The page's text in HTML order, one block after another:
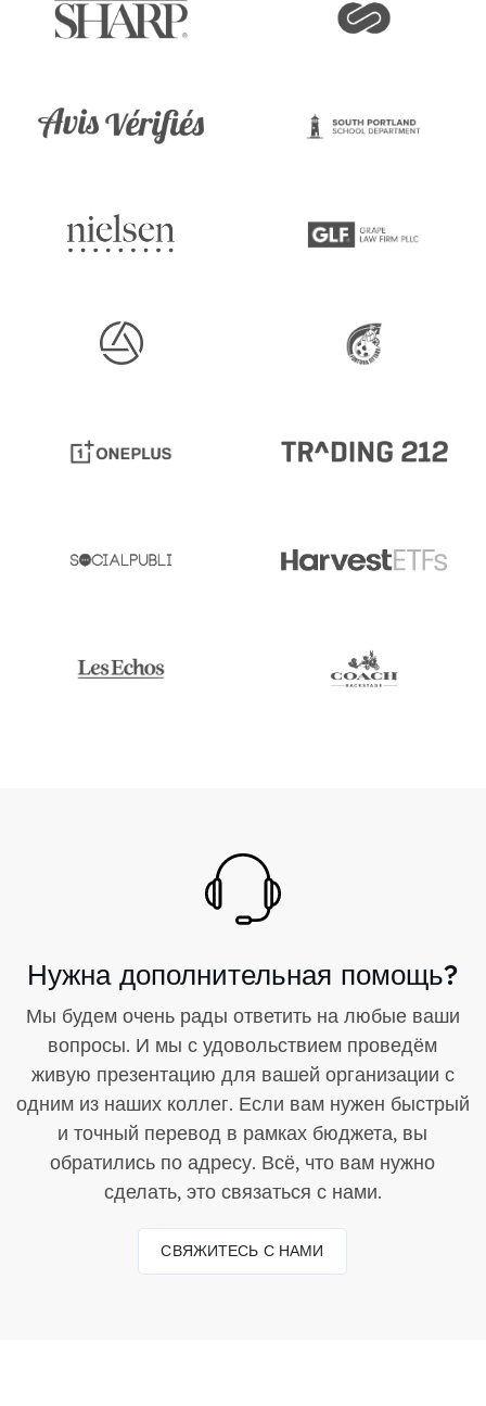
Нужна дополнительная помощь?
Мы будем очень рады ответить на любые ваши
вопросы. И мы с удовольствием проведём
живую презентацию для вашей организации с
одним из наших коллег. Если вам нужен быстрый
и точный перевод в рамках бюджета, вы
обратились по адресу. Всё, что вам нужно
сделать, это связаться с нами.
СВЯЖИТЕСЬ С НАМИ